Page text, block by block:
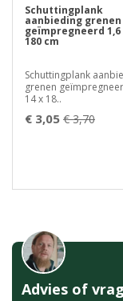
Schuttingplank
aanbieding grenen
geïmpregneerd 1,6
180 cm
Schuttingplank
grenen
14 x 18..
€ 3,05 € 3,70
Advies of